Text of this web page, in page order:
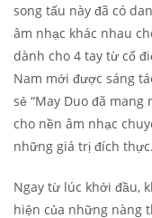
song tấu này đã có
âm nhạc khác nhau
dành cho 4 tay từ cổ
Nam mới được sáng
sẻ “May Duo đã
cho nền âm nhạc
những giá trị đích thực.
Ngay từ lúc khởi đầu,
hiện của những nàng